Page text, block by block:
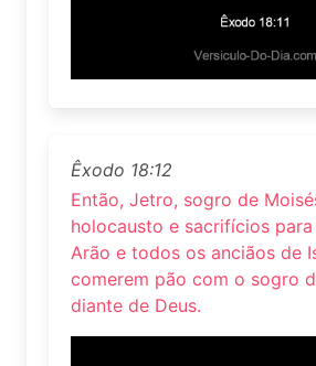
Êxodo 18:12
Então, Jetro, sogro de
holocausto e sacrifícios para
Arão e todos os anciãos de
comerem pão com o sogro
diante de Deus.